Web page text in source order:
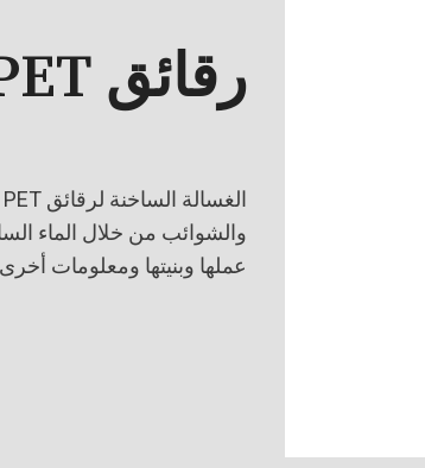
رقائق PET غسالة ساخنة
والشوائب من خلال الماء
عملها وبنيتها ومعلومات